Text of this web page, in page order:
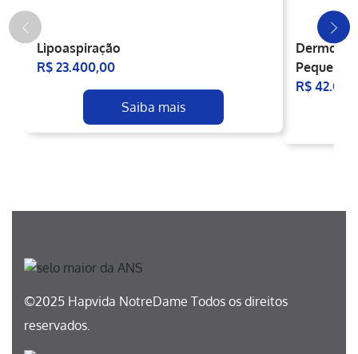
Lipoaspiração
R$ 23.400,00
Saiba mais
Pequena
R$
©2025 Hapvida NotreDame Todos os direitos
reservados.